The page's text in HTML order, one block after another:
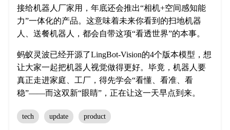
接给机器人厂家用，年底还会推出“相机+空间感知能
力”一体化的产品。这意味着未来你看到的扫地机器
人、送餐机器人，都会自带这项“看透世界”的本事。
蚂蚁灵波已经开源了LingBot-Vision的4个版本模型，想
让大家一起把机器人视觉做得更好。毕竟，机器人要
真正走进家庭、工厂，得先学会“看懂、看准、看
稳”——而这双新“眼睛”，正在让这一天早点到来。
tech update product